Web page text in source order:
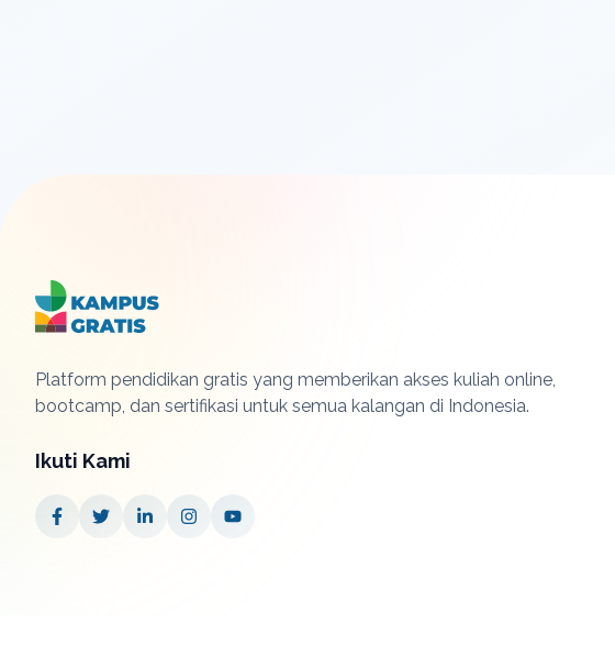
Platform pendidikan gratis yang memberikan akses kuliah online,
bootcamp, dan sertifikasi untuk semua kalangan di Indonesia.
Ikuti Kami